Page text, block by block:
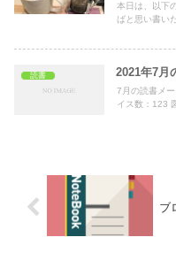
本日は、以下
ばと思い書い
読書 2021年7月
7月の読書メ
イス数：123
ブ